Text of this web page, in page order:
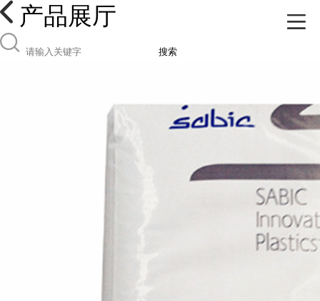
产品展厅
搜索